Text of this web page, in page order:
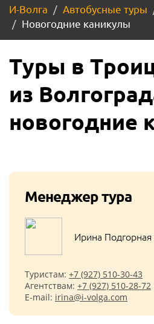
И-Волга Автобусные туры
Новогодние каникулы
Туры в
из
новогодние
Менеджер тура
Ирина Подгорная
Туристам: +7 (927) 510-30-43
Агентствам: +7 (927) 510-28-72
E-mail: irina@i-volga.com